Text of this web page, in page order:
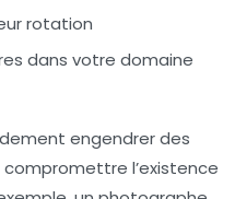
rotation
dans votre domaine
engendrer des
l’existence